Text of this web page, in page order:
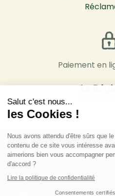
Paiement en
Salut c'est nous...
les Cookies !
Nous avons attendu d'être sûrs que le
contenu de ce site vous intéresse
aimerions bien vous accompagner
d'accord ?
Lire la politique de confidentialité
Consentements